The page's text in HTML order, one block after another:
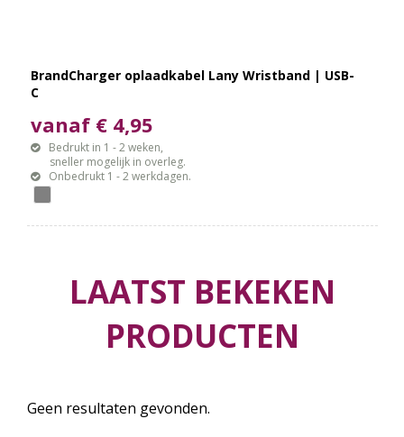
BrandCharger oplaadkabel Lany Wristband | USB-
C
vanaf € 4,95
Bedrukt in 1 - 2 weken,
sneller mogelijk in overleg.
Onbedrukt 1 - 2 werkdagen.
LAATST BEKEKEN
PRODUCTEN
Geen resultaten gevonden.